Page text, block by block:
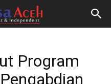
Program